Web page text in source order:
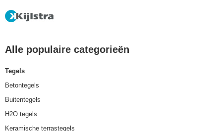
Alle populaire categorieën
Tegels
Betontegels
Buitentegels
H2O tegels
Keramische terrastegels